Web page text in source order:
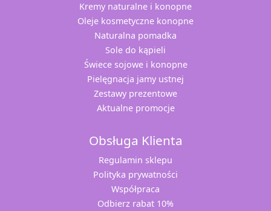
Kremy naturalne i konopne
Oleje kosmetyczne konopne
Naturalna pomadka
Sole do kąpieli
Świece sojowe i konopne
Pielęgnacja jamy ustnej
Zestawy prezentowe
Aktualne promocje
Obsługa Klienta
Regulamin sklepu
Polityka prywatności
Współpraca
Odbierz rabat 10%